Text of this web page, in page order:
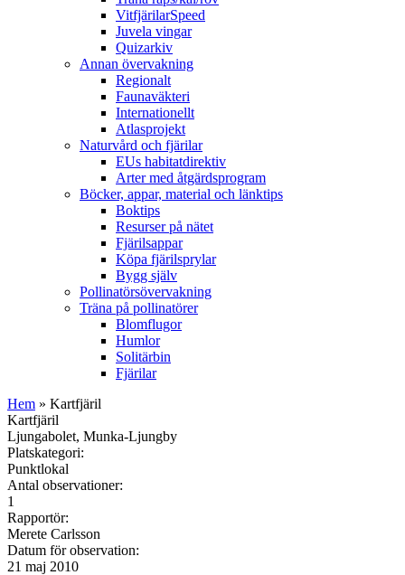
VitfjärilarSpeed
Juvela vingar
Quizarkiv
Annan övervakning
Regionalt
Faunaväkteri
Internationellt
Atlasprojekt
Naturvård och fjärilar
EUs habitatdirektiv
Arter med åtgärdsprogram
Böcker, appar, material och länktips
Boktips
Resurser på nätet
Fjärilsappar
Köpa fjärilsprylar
Bygg själv
Pollinatörsövervakning
Träna på pollinatörer
Blomflugor
Humlor
Solitärbin
Fjärilar
Hem » Kartfjäril
Kartfjäril
Ljungabolet, Munka-Ljungby
Platskategori:
Punktlokal
Antal observationer:
1
Rapportör:
Merete Carlsson
Datum för observation:
21 maj 2010